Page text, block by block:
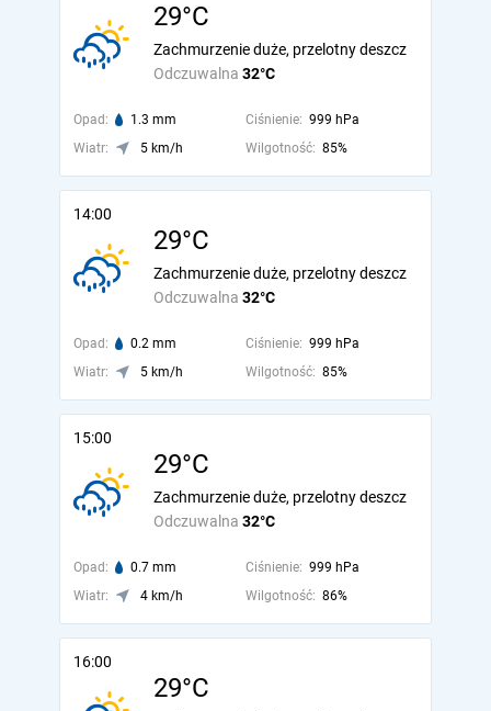
29°C
Odczuwalna 32°C
Zachmurzenie duże, przelotny deszcz
Opad: 1.3 mm Ciśnienie: 999 hPa
Wiatr:
5 km/h Wilgotność: 85%
14:00
29°C
Odczuwalna 32°C
Zachmurzenie duże, przelotny deszcz
Opad: 0.2 mm Ciśnienie: 999 hPa
Wiatr:
5 km/h Wilgotność: 85%
15:00
29°C
Odczuwalna 32°C
Zachmurzenie duże, przelotny deszcz
Opad: 0.7 mm Ciśnienie: 999 hPa
Wiatr:
4 km/h Wilgotność: 86%
16:00
29°C